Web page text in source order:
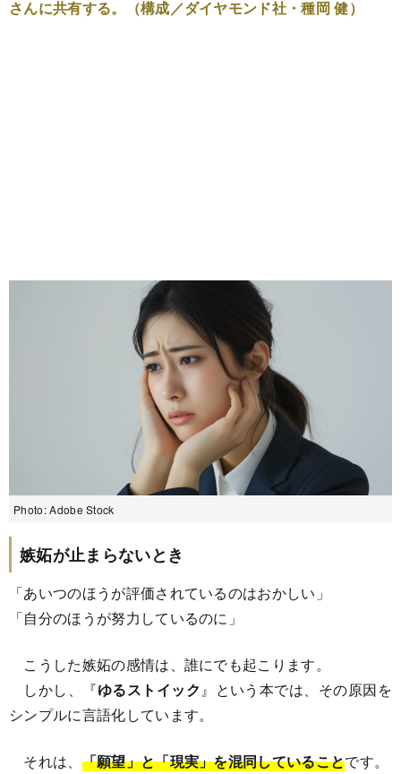
さんに共有する。（構成／ダイヤモンド社・種岡 健）
Photo: Adobe Stock
嫉妬が止まらないとき
「あいつのほうが評価されているのはおかしい」
「自分のほうが努力しているのに」
こうした嫉妬の感情は、誰にでも起こります。
しかし、『ゆるストイック』という本では、その原因を
シンプルに言語化しています。
それは、 「願望」と「現実」を混同していることです。